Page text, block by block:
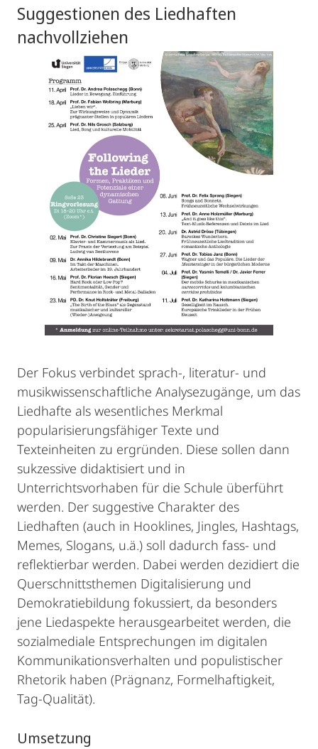
Suggestionen des Liedhaften
nachvollziehen
Der Fokus verbindet sprach-, literatur- und
musikwissenschaftliche Analysezugänge, um das
Liedhafte als wesentliches Merkmal
popularisierungsfähiger Texte und
Texteinheiten zu ergründen. Diese sollen dann
sukzessive didaktisiert und in
Unterrichtsvorhaben für die Schule überführt
werden. Der suggestive Charakter des
Liedhaften (auch in Hooklines, Jingles, Hashtags,
Memes, Slogans, u.ä.) soll dadurch fass- und
reflektierbar werden. Dabei werden dezidiert die
Querschnittsthemen Digitalisierung und
Demokratiebildung fokussiert, da besonders
jene Liedaspekte herausgearbeitet werden, die
sozialmediale Entsprechungen im digitalen
Kommunikationsverhalten und populistischer
Rhetorik haben (Prägnanz, Formelhaftigkeit,
Tag-Qualität).
Umsetzung